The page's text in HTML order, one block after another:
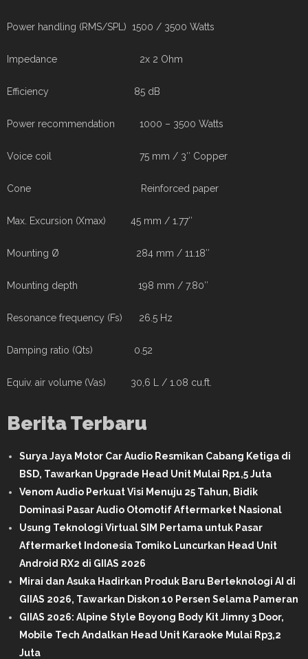
Power handling (RMS/SPL) 1500 / 3500 Watts
Impedance 2x 2 Ohm
Efficiency 85 dB
Power recommendation 1000 – 3500 Watts
Voice coil 75 mm / 3″ Copper
Cone Reinforced paper
Max. Excursion (Xmax) 45 mm / 1.77″
Mounting Ø 284 mm / 11.18″
Mounting depth 198 mm / 7.80″
Resonance frequency (Fs) 26.5 Hz
Damping ratio (Qts) 0.52
Equiv. air volume (Vas) 30,6 L / 1.08 cu.ft.
Berita Terbaru
Surya Jaya Motor Car Audio Resmikan Cabang Ketiga di
BSD, Tawarkan Upgrade Head Unit Mulai Rp1,5 Juta
Venom Audio Perkuat Visi Menuju 25 Tahun, Bidik
Dominasi Pasar Audio Otomotif Aftermarket Nasional
Usung Teknologi Virtual SIM Pertama untuk Pasar
Aftermarket Indonesia Tomiko Luncurkan Head Unit
Android RX2 di GIIAS 2026
Mirai dan Asuka Hadirkan Produk Baru Berteknologi AI di
GIIAS 2026, Tawarkan Diskon 10 Persen Selama Pameran
GIIAS 2026: Alpine Style Boyong Body Kit Jimny 3 Door,
Mobile Tech Andalkan Head Unit Karaoke Mulai Rp3,2
Juta